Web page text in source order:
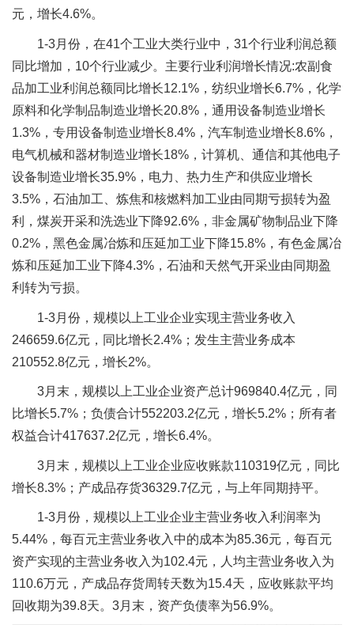
元，增长4.6%。
1-3月份，在41个工业大类行业中，31个行业利润总额
同比增加，10个行业减少。主要行业利润增长情况:农副食
品加工业利润总额同比增长12.1%，纺织业增长6.7%，化学
原料和化学制品制造业增长20.8%，通用设备制造业增长
1.3%，专用设备制造业增长8.4%，汽车制造业增长8.6%，
电气机械和器材制造业增长18%，计算机、通信和其他电子
设备制造业增长35.9%，电力、热力生产和供应业增长
3.5%，石油加工、炼焦和核燃料加工业由同期亏损转为盈
利，煤炭开采和洗选业下降92.6%，非金属矿物制品业下降
0.2%，黑色金属冶炼和压延加工业下降15.8%，有色金属冶
炼和压延加工业下降4.3%，石油和天然气开采业由同期盈
利转为亏损。
1-3月份，规模以上工业企业实现主营业务收入
246659.6亿元，同比增长2.4%；发生主营业务成本
210552.8亿元，增长2%。
3月末，规模以上工业企业资产总计969840.4亿元，同
比增长5.7%；负债合计552203.2亿元，增长5.2%；所有者
权益合计417637.2亿元，增长6.4%。
3月末，规模以上工业企业应收账款110319亿元，同比
增长8.3%；产成品存货36329.7亿元，与上年同期持平。
1-3月份，规模以上工业企业主营业务收入利润率为
5.44%，每百元主营业务收入中的成本为85.36元，每百元
资产实现的主营业务收入为102.4元，人均主营业务收入为
110.6万元，产成品存货周转天数为15.4天，应收账款平均
回收期为39.8天。3月末，资产负债率为56.9%。